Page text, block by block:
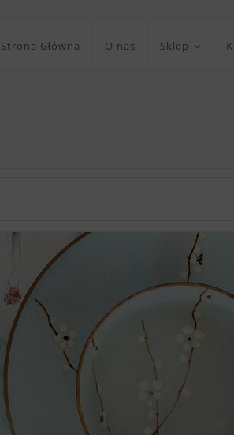
Strona Główna O nas Sklep